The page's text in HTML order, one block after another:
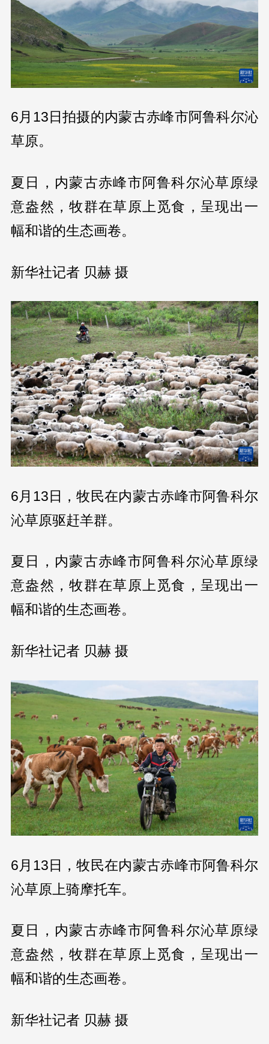
6月13日拍摄的内蒙古赤峰市阿鲁科尔沁
草原。
夏日，内蒙古赤峰市阿鲁科尔沁草原绿
意盎然，牧群在草原上觅食，呈现出一
幅和谐的生态画卷。
新华社记者 贝赫 摄
6月13日，牧民在内蒙古赤峰市阿鲁科尔
沁草原驱赶羊群。
夏日，内蒙古赤峰市阿鲁科尔沁草原绿
意盎然，牧群在草原上觅食，呈现出一
幅和谐的生态画卷。
新华社记者 贝赫 摄
6月13日，牧民在内蒙古赤峰市阿鲁科尔
沁草原上骑摩托车。
夏日，内蒙古赤峰市阿鲁科尔沁草原绿
意盎然，牧群在草原上觅食，呈现出一
幅和谐的生态画卷。
新华社记者 贝赫 摄